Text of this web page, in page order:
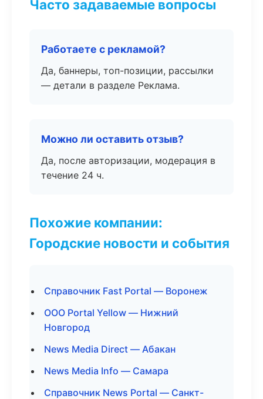
Часто задаваемые вопросы
Работаете с рекламой?
Да, баннеры, топ-позиции, рассылки
— детали в разделе Реклама.
Можно ли оставить отзыв?
Да, после авторизации, модерация в
течение 24 ч.
Похожие компании:
Городские новости и события
Справочник Fast Portal — Воронеж
ООО Portal Yellow — Нижний
Новгород
News Media Direct — Абакан
News Media Info — Самара
Справочник News Portal — Санкт-